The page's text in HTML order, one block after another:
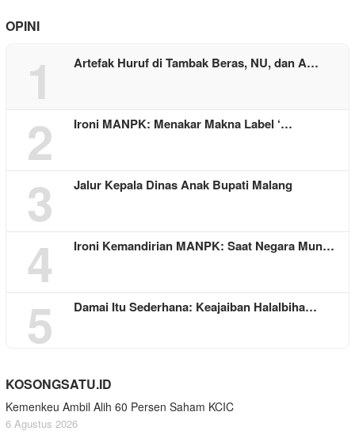
OPINI
1 Artefak Huruf di Tambak Beras, NU, dan A…
2 Ironi MANPK: Menakar Makna Label ‘…
3 Jalur Kepala Dinas Anak Bupati Malang
4 Ironi Kemandirian MANPK: Saat Negara Mun…
5 Damai Itu Sederhana: Keajaiban Halalbiha…
KOSONGSATU.ID
Kemenkeu Ambil Alih 60 Persen Saham KCIC
6 Agustus 2026